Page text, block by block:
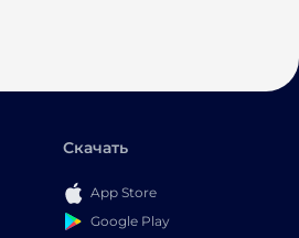
Скачать
App Store
Google Play